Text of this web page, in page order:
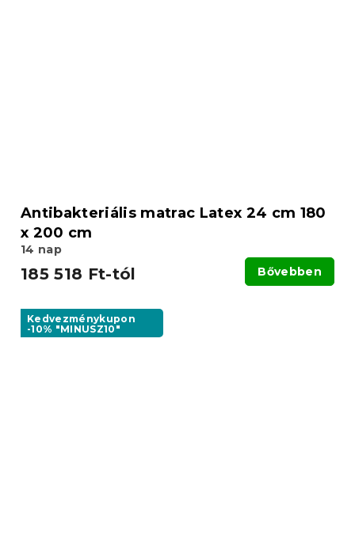
Antibakteriális matrac Latex 24 cm 180
x 200 cm
14 nap
185 518 Ft-tól Bővebben
Kedvezménykupon
-10% "MINUSZ10"